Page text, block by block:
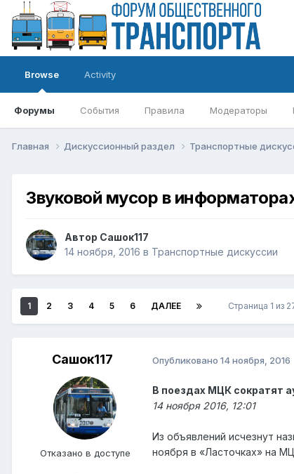
Browse
Форумы События Правила Модераторы
Activity
Главная Дискуссионный раздел Транспортные
Звуковой мусор в
Автор Сашок117
14 ноября, 2016 в Транспортные дискуссии
1 2 3 4 5 6 ДАЛЕЕ Страница 1 из
Сашок117
Отказано в доступе
Опубликовано 14 ноября, 2016
В поездах МЦК сократят
14 ноября 2016, 12:01
Из объявлений исчезнут
ноября в «Ласточках» на